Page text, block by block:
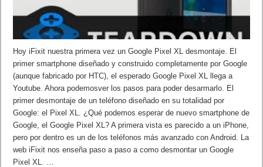
Hoy iFixit nuestra primera vez un Google Pixel XL desmontaje. El
primer smartphone diseñado y construido completamente por Google
(aunque fabricado por HTC), el esperado Google Pixel XL llega a
Youtube. Ahora podemosver los pasos para poder desarmarlo. El
primer desmontaje de un teléfono diseñado en su totalidad por
Google: el Pixel XL. ¿Qué podemos esperar de nuevo smartphone de
Google, el Google Pixel XL? A primera vista es parecido a un iPhone,
pero por dentro es un de los teléfonos más avanzado con Android. La
web iFixit nos enseña paso a paso a como desmontar un Google
Pixel XL. …